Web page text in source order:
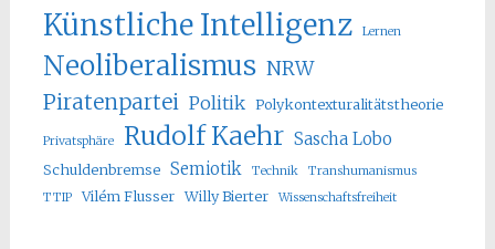
Künstliche Intelligenz Lernen
Neoliberalismus NRW
Piratenpartei Politik Polykontexturalitätstheorie
Privatsphäre Rudolf Kaehr Sascha Lobo
Schuldenbremse Semiotik Technik
Transhumanismus
TTIP
Vilém Flusser Willy Bierter Wissenschaftsfreiheit